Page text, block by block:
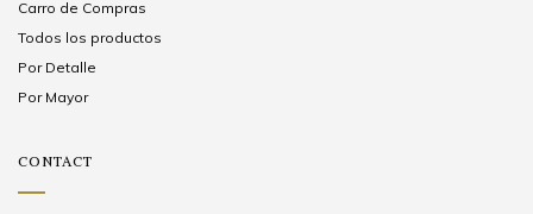
Carro de Compras
Todos los productos
Por Detalle
Por Mayor
CONTACT